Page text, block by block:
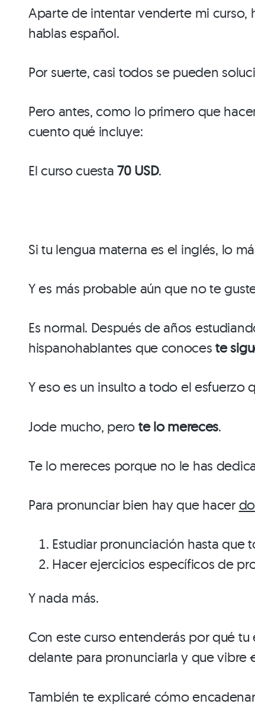
Aparte de intentar venderte mi curso,
hablas español.
Por suerte, casi todos se pueden
Pero antes, como lo primero que
cuento qué incluye:
El curso cuesta70 USD.
Si tu lengua materna es el inglés, lo
Y es más probable aún que no te
Es normal. Después de años
hispanohablantes que conoceste
Y eso es un insulto a todo el esfuerzo
Jode mucho, pero te lo mereces.
Te lo mereces porque no le has
Para pronunciar bien hay que hacer
Estudiar pronunciación hasta que
Hacer ejercicios específicos de
Y nada más.
Con este curso entenderás por qué
delante para pronunciarla y que vibre
También te explicaré cómo